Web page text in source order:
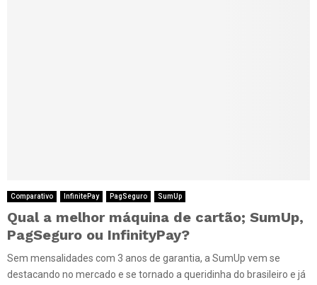
Comparativo InfinitePay PagSeguro SumUp
Qual a melhor máquina de cartão; SumUp,
PagSeguro ou InfinityPay?
Sem mensalidades com 3 anos de garantia, a SumUp vem se
destacando no mercado e se tornado a queridinha do brasileiro e já